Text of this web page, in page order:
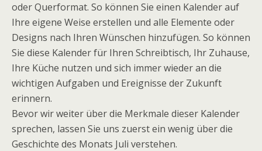
oder Querformat. So können Sie einen Kalender auf
Ihre eigene Weise erstellen und alle Elemente oder
Designs nach Ihren Wünschen hinzufügen. So können
Sie diese Kalender für Ihren Schreibtisch, Ihr Zuhause,
Ihre Küche nutzen und sich immer wieder an die
wichtigen Aufgaben und Ereignisse der Zukunft
erinnern.
Bevor wir weiter über die Merkmale dieser Kalender
sprechen, lassen Sie uns zuerst ein wenig über die
Geschichte des Monats Juli verstehen.